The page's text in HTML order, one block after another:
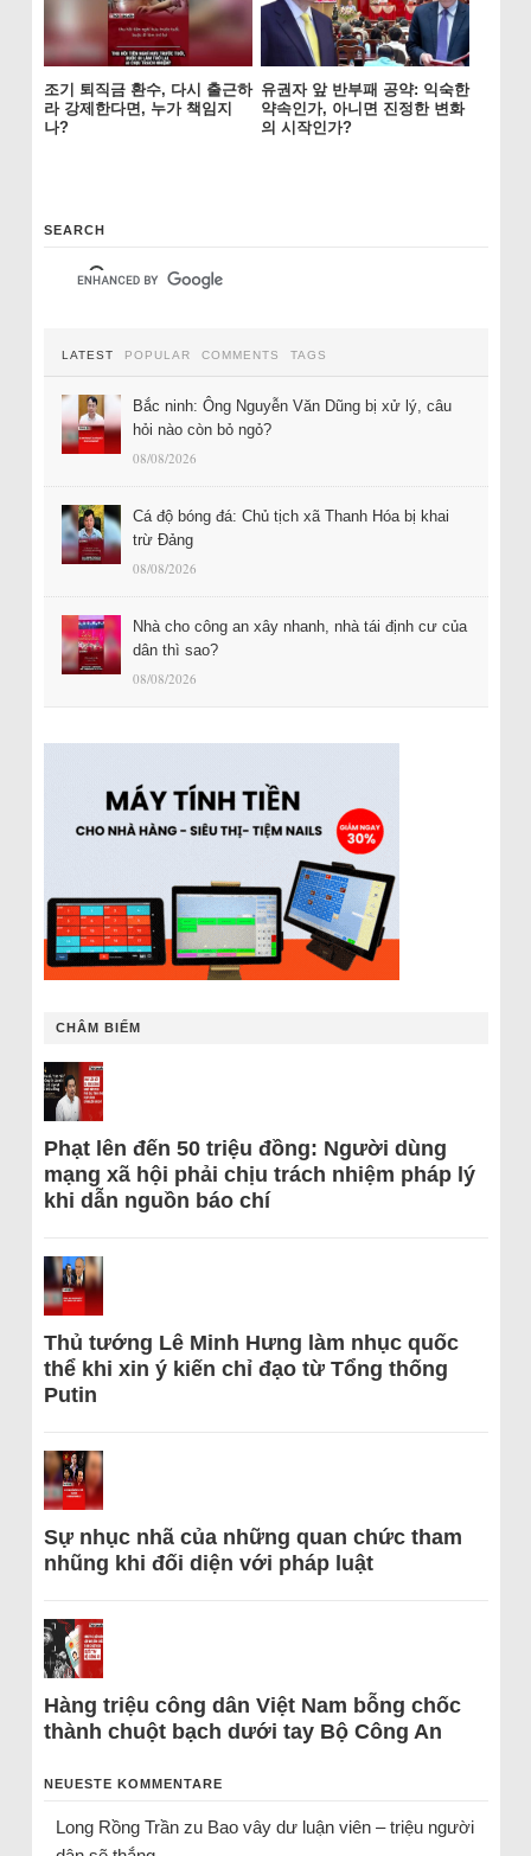
조기 퇴직금 환수, 다시 출근하
라 강제한다면, 누가 책임지
나?
유권자 앞 반부패 공약: 익숙한
약속인가, 아니면 진정한 변화
의 시작인가?
SEARCH
LATEST POPULAR COMMENTS TAGS
Bắc ninh: Ông Nguyễn Văn Dũng bị xử lý, câu
hỏi nào còn bỏ ngỏ?
08/08/2026
Cá độ bóng đá: Chủ tịch xã Thanh Hóa bị khai
trừ Đảng
08/08/2026
Nhà cho công an xây nhanh, nhà tái định cư của
dân thì sao?
08/08/2026
CHÂM BIẾM
Phạt lên đến 50 triệu đồng: Người dùng
mạng xã hội phải chịu trách nhiệm pháp lý
khi dẫn nguồn báo chí
Thủ tướng Lê Minh Hưng làm nhục quốc
thể khi xin ý kiến chỉ đạo từ Tổng thống
Putin
Sự nhục nhã của những quan chức tham
nhũng khi đối diện với pháp luật
Hàng triệu công dân Việt Nam bỗng chốc
thành chuột bạch dưới tay Bộ Công An
NEUESTE KOMMENTARE
Long Rồng Trầnzu Bao vây dư luận viên – triệu người